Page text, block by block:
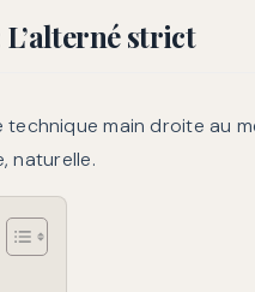
strict
technique main droite au
naturelle.